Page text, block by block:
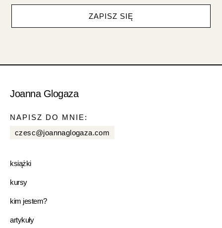
ZAPISZ SIĘ
Joanna Glogaza
NAPISZ DO MNIE:
czesc@joannaglogaza.com
książki
kursy
kim jestem?
artykuły